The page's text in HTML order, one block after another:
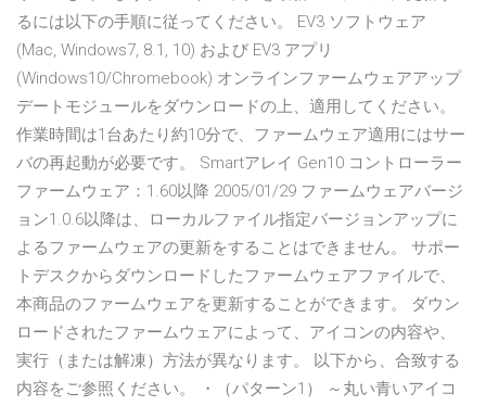
るには以下の手順に従ってください。 EV3 ソフトウェア
(Mac, Windows7, 8.1, 10) および EV3 アプリ
(Windows10/Chromebook) オンラインファームウェアアップ
デートモジュールをダウンロードの上、適用してください。
作業時間は1台あたり約10分で、ファームウェア適用にはサー
バの再起動が必要です。 Smartアレイ Gen10 コントローラー
ファームウェア：1.60以降 2005/01/29 ファームウェアバージ
ョン1.0.6以降は、ローカルファイル指定バージョンアップに
よるファームウェアの更新をすることはできません。 サポー
トデスクからダウンロードしたファームウェアファイルで、
本商品のファームウェアを更新することができます。 ダウン
ロードされたファームウェアによって、アイコンの内容や、
実行（または解凍）方法が異なります。 以下から、合致する
内容をご参照ください。 ・（パターン1） ～丸い青いアイコ